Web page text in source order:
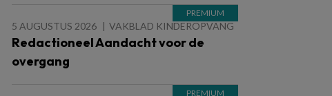
5 AUGUSTUS 2026 VAKBLAD KINDEROPVANG
Redactioneel Aandacht voor de
overgang